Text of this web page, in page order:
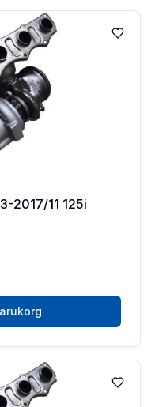
Lägg till
2017/11 125i
Lägg till